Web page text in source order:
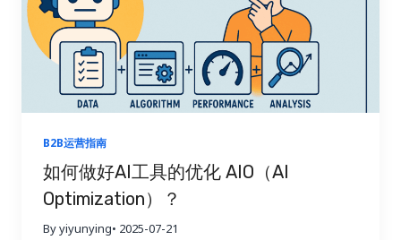
的搜索逻辑，现在跟美团一模一样： 用户在德国搜
索“custom kraft box” Google优先推荐： 1.使用.de
域名的德国企业网站 2.使用德语内容的网站 3.使用德
国服务器的网站 4.最后才推荐中国的英文网站
果是什么？ 变化三：产品关键词失效，B2B流量入口
正在萎缩 很多外贸企业过去靠“产品类关键词”带来流
量与询盘，例如： 但现在： 变化四：传统网站“一个
站打全球”模式正失效 过去的逻辑是： 但现在的搜索
生态更偏向于： 一个德语客户，更愿意信任一个.de
域名，德语内容的网站而不是一个来自中国的.com网
站翻译版本 SEO难了吗？是的！ 但机会也来了，比以
B2B运营指南
如何做好AI工具的优化 AIO（AI
Optimization）？
By yiyunying• 2025-07-21